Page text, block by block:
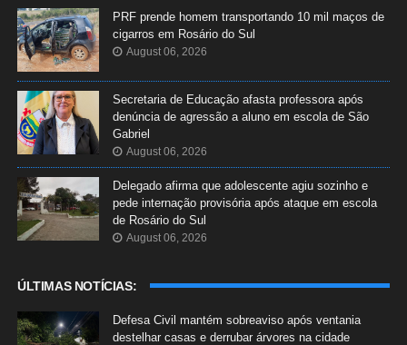
PRF prende homem transportando 10 mil maços de
cigarros em Rosário do Sul
August 06, 2026
Secretaria de Educação afasta professora após
denúncia de agressão a aluno em escola de São
Gabriel
August 06, 2026
Delegado afirma que adolescente agiu sozinho e
pede internação provisória após ataque em escola
de Rosário do Sul
August 06, 2026
ÚLTIMAS NOTÍCIAS:
Defesa Civil mantém sobreaviso após ventania
destelhar casas e derrubar árvores na cidade